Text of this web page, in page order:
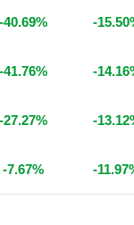
-40.69% -
-41.76% -
-27.27% -
-7.67% -